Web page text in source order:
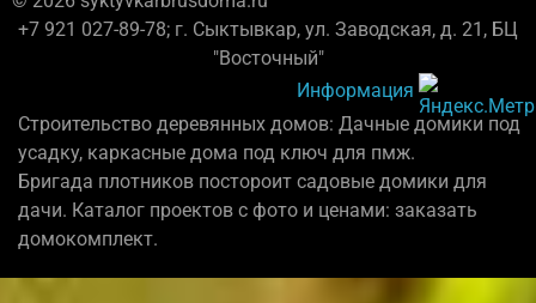
+7 921 027-89-78; г. Сыктывкар, ул. Заводская, д. 21, БЦ
"Восточный"
Информация
Строительство деревянных домов: Дачные домики под
усадку, каркасные дома под ключ для пмж.
Бригада плотников постороит садовые домики для
дачи. Каталог проектов с фото и ценами: заказать
домокомплект.